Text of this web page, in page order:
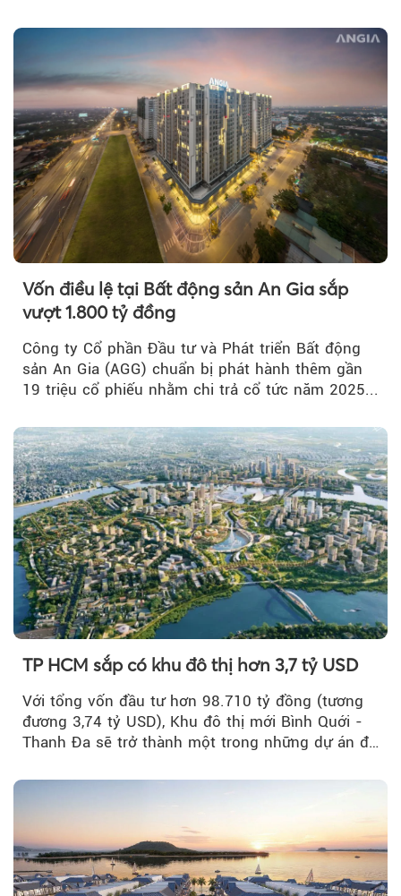
Vốn điều lệ tại Bất động sản An Gia sắp
vượt 1.800 tỷ đồng
Công ty Cổ phần Đầu tư và Phát triển Bất động
sản An Gia (AGG) chuẩn bị phát hành thêm gần
19 triệu cổ phiếu nhằm chi trả cổ tức năm 2025...
TP HCM sắp có khu đô thị hơn 3,7 tỷ USD
Với tổng vốn đầu tư hơn 98.710 tỷ đồng (tương
đương 3,74 tỷ USD), Khu đô thị mới Bình Quới -
Thanh Đa sẽ trở thành một trong những dự án đô